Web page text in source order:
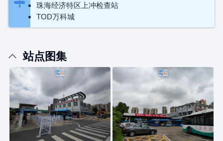
珠海经济特区上冲检查站
TOD万科城
站点图集